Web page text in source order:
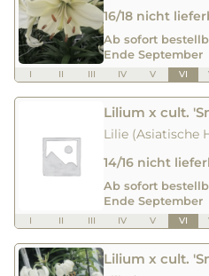
16/18 nicht
Ab sofort
Ende September
I II III IV V VI
Lilium x cult.
Lilie (Asiatische
14/16 nicht
Ab sofort
Ende September
I II III IV V VI
Lilium x cult.